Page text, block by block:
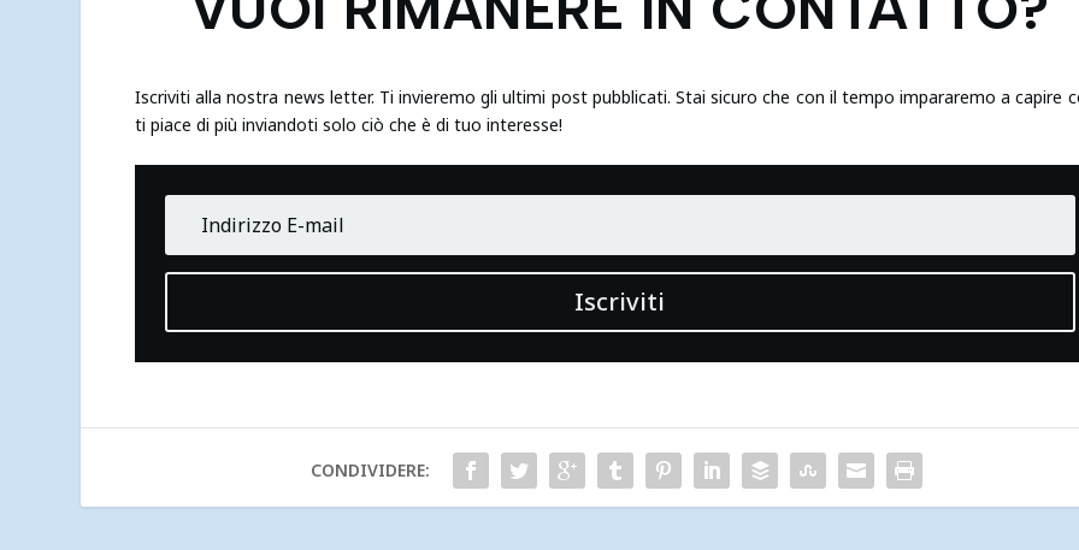
Iscriviti alla nostra news letter. Ti invieremo gli ultimi post pubblicati. Stai sicuro che con il tempo impararemo a capire
ti piace di più inviandoti solo ciò che è di tuo interesse!
Iscriviti
CONDIVIDERE: